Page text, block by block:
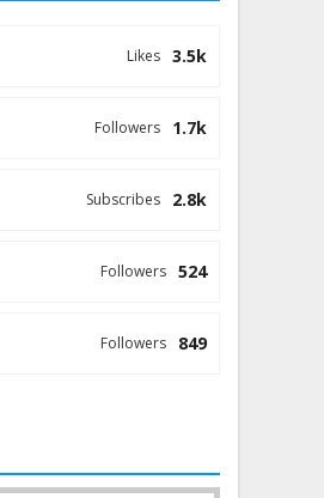
3.5k
Likes
1.7k
Followers
2.8k
Subscribes
524
Followers
849
Followers